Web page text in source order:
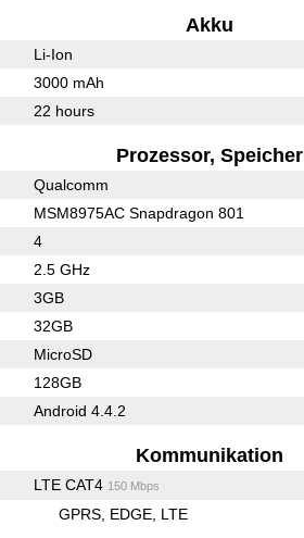
Akku
Li-Ion
3000 mAh
22 hours
Prozessor, Speicher
Qualcomm
MSM8975AC Snapdragon 801
4
2.5 GHz
3GB
32GB
MicroSD
128GB
Android 4.4.2
Kommunikation
LTE CAT4 150 Mbps
GPRS EDGE LTE